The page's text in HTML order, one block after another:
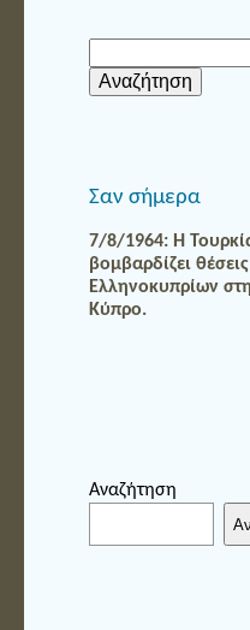
για:
Σαν σήμερα
7/8/1964: Η
βομβαρδίζει
Ελληνοκυπρίων
Κύπρο.
Αναζήτηση